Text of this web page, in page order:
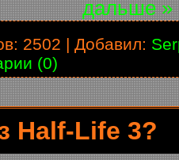
дальше »
2502 | Добавил:
(0)
Half-Life 3?